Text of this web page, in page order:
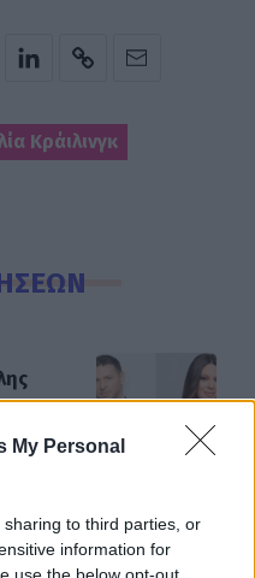
My Personal
to third parties, or
information for
use the below opt-out
Κράιλινγκ